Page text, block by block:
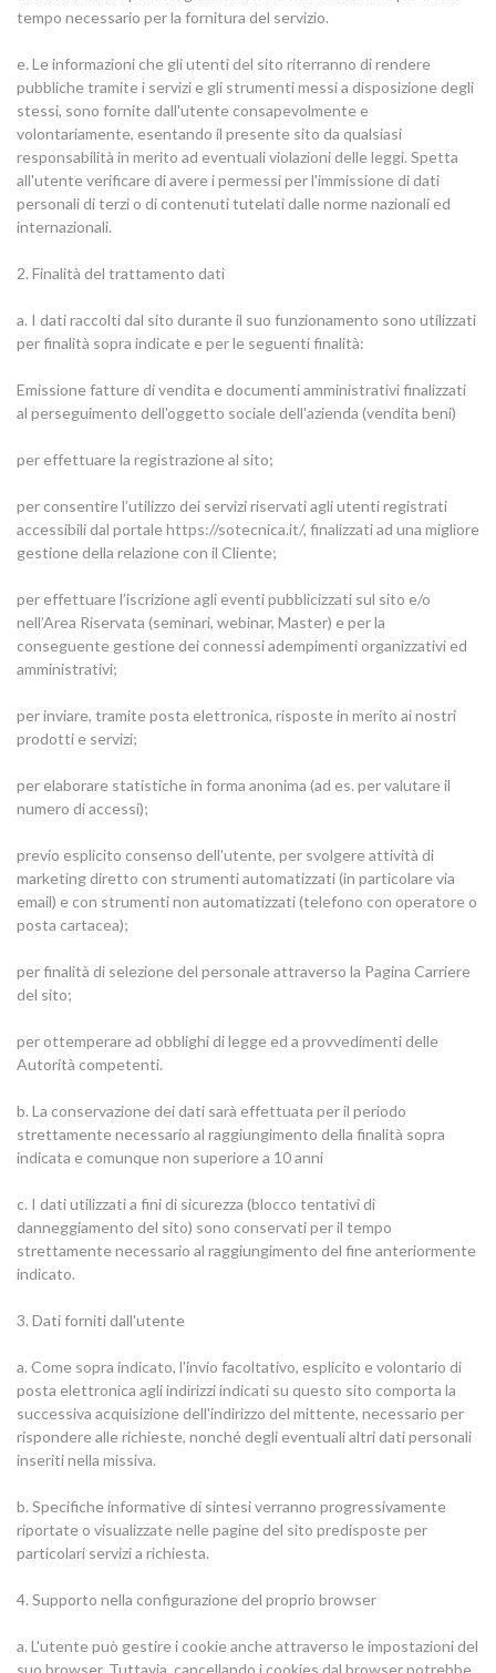
tempo necessario per la fornitura del servizio.
e. Le informazioni che gli utenti del sito riterranno di rendere
pubbliche tramite i servizi e gli strumenti messi a disposizione degli
stessi, sono fornite dall'utente consapevolmente e
volontariamente, esentando il presente sito da qualsiasi
responsabilità in merito ad eventuali violazioni delle leggi. Spetta
all'utente verificare di avere i permessi per l'immissione di dati
personali di terzi o di contenuti tutelati dalle norme nazionali ed
internazionali.
2. Finalità del trattamento dati
a. I dati raccolti dal sito durante il suo funzionamento sono utilizzati
per finalità sopra indicate e per le seguenti finalità:
Emissione fatture di vendita e documenti amministrativi finalizzati
al perseguimento dell'oggetto sociale dell'azienda (vendita beni)
per effettuare la registrazione al sito;
per consentire l’utilizzo dei servizi riservati agli utenti registrati
accessibili dal portale https://sotecnica.it/, finalizzati ad una migliore
gestione della relazione con il Cliente;
per effettuare l’iscrizione agli eventi pubblicizzati sul sito e/o
nell’Area Riservata (seminari, webinar, Master) e per la
conseguente gestione dei connessi adempimenti organizzativi ed
amministrativi;
per inviare, tramite posta elettronica, risposte in merito ai nostri
prodotti e servizi;
per elaborare statistiche in forma anonima (ad es. per valutare il
numero di accessi);
previo esplicito consenso dell'utente, per svolgere attività di
marketing diretto con strumenti automatizzati (in particolare via
email) e con strumenti non automatizzati (telefono con operatore o
posta cartacea);
per finalità di selezione del personale attraverso la Pagina Carriere
del sito;
per ottemperare ad obblighi di legge ed a provvedimenti delle
Autorità competenti.
b. La conservazione dei dati sarà effettuata per il periodo
strettamente necessario al raggiungimento della finalità sopra
indicata e comunque non superiore a 10 anni
c. I dati utilizzati a fini di sicurezza (blocco tentativi di
danneggiamento del sito) sono conservati per il tempo
strettamente necessario al raggiungimento del fine anteriormente
indicato.
3. Dati forniti dall'utente
a. Come sopra indicato, l'invio facoltativo, esplicito e volontario di
posta elettronica agli indirizzi indicati su questo sito comporta la
successiva acquisizione dell'indirizzo del mittente, necessario per
rispondere alle richieste, nonché degli eventuali altri dati personali
inseriti nella missiva.
b. Specifiche informative di sintesi verranno progressivamente
riportate o visualizzate nelle pagine del sito predisposte per
particolari servizi a richiesta.
4. Supporto nella configurazione del proprio browser
a. L'utente può gestire i cookie anche attraverso le impostazioni del
suo browser. Tuttavia, cancellando i cookies dal browser potrebbe